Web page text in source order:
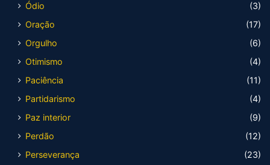
Ódio
(3)
Oração
(17)
Orgulho
(6)
Otimismo
(4)
Paciência
(11)
Partidarismo
(4)
Paz interior
(9)
Perdão
(12)
Perseverança
(23)